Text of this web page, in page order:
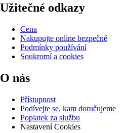
Užitečné odkazy
Cena
Nakupujte online bezpečně
Podmínky používání
Soukromí a cookies
O nás
Přístupnost
Podívejte se, kam doručujeme
Poplatek za službu
Nastavení Cookies